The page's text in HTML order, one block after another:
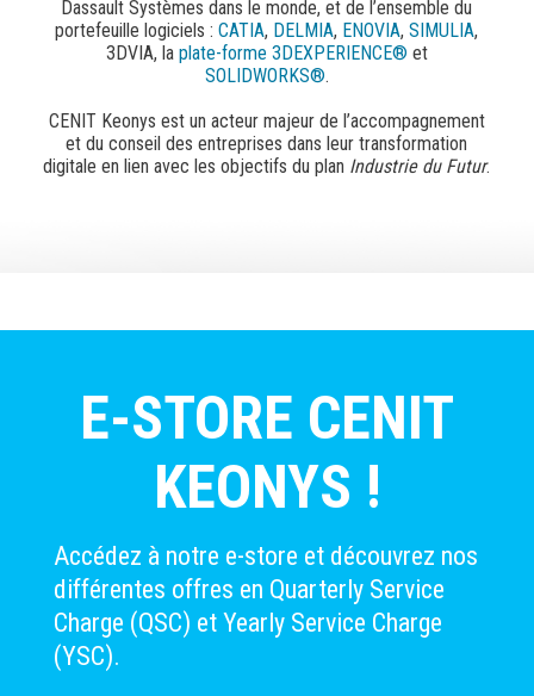
CENIT Keonys est le #1 revendeur à valeur ajoutée de
Dassault Systèmes dans le monde, et de l’ensemble du
portefeuille logiciels :CATIA,DELMIA,ENOVIA, SIMULIA
plate-forme 3DEXPERIENCE®
CENIT Keonys est un acteur majeur de l’accompagnement
et du conseil des entreprises dans leur transformation
E-STORE CENIT
KEONYS !
Accédez à notre e-store et découvrez nos
différentes offres en Quarterly Service
Charge (QSC) et Yearly Service Charge
(YSC).